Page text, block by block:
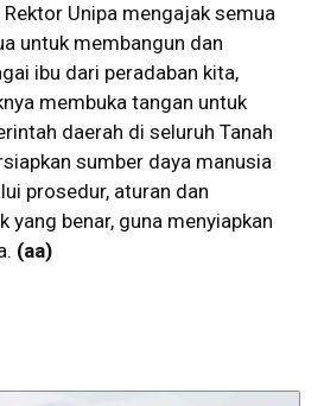
Unipa mengajak semua
untuk membangun dan
ibu dari peradaban kita,
membuka tangan untuk
daerah di seluruh Tanah
sumber daya manusia
prosedur, aturan dan
yang benar, guna menyiapkan
(aa)